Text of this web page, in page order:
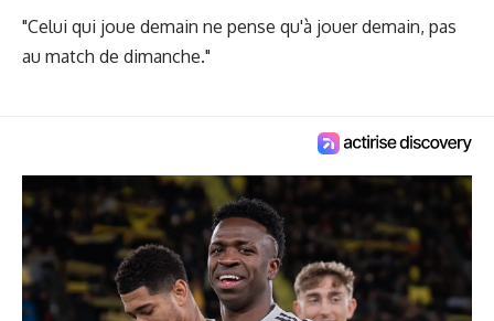
"Celui qui joue demain ne pense qu'à jouer demain, pas
au match de dimanche."